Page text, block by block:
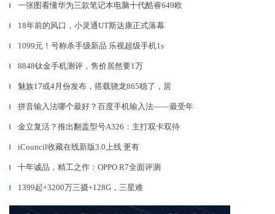
▎ 一张图看懂华为三款笔记本电脑十代酷睿649欧
▎ 18年前的风口，小灵通UT斯达康正式落幕
▎ 1099元！号称杀手级新品 乐视超级手机1s
▎ 8848钛金手机测评，售价居然要1万
▎ 魅族17或4月份发布，搭载骁龙865稳了，居
▎ 拼音输入法哪个最好？百度手机输入法——最受年
▎ 金立复活？推出翻盖型号A326：主打双卡双待
▎ iCouncil收藏在线新版3.0上线 更有
▎ 十年诚品，精工之作：OPPO R7全面评测
▎ 1399起+3200万三摄+128G，三星难